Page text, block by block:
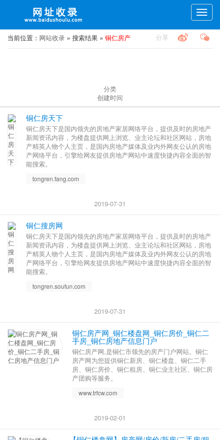
Toggle
分享
当前位置： 网站收录 » 搜索结果 » 铜仁房产
分类
创建时间
铜仁房天下
铜仁房天下是国内领先的房地产家居网络平台，提供及时的房地产
新闻资讯内容，为楼盘提供网上浏览、业主论坛和社区网站，房地
产精英人物个人主页，是国内房地产媒体及业内外网友公认的房地
产网络平台，引擎给网友提供房地产网站中速度快捷内容全面的智
能搜索。
tongren.fang.com
2019-07-31
铜仁搜房网
铜仁房天下是国内领先的房地产家居网络平台，提供及时的房地产
新闻资讯内容，为楼盘提供网上浏览、业主论坛和社区网站，房地
产精英人物个人主页，是国内房地产媒体及业内外网友公认的房地
产网络平台，引擎给网友提供房地产网站中速度快捷内容全面的智
能搜索。
tongren.soufun.com
2019-07-31
铜仁房产网_铜仁楼盘网_铜仁房价_铜仁二
手房_铜仁房地产信息门户
铜仁房产网,是铜仁市领先的房产门户网站。铜仁
房产网为您提供铜仁新房、铜仁楼盘、铜仁二手
房、铜仁房价、铜仁租房、铜仁业主社区、铜仁房
产团购等服务。
www.trfcw.com
2019-02-01